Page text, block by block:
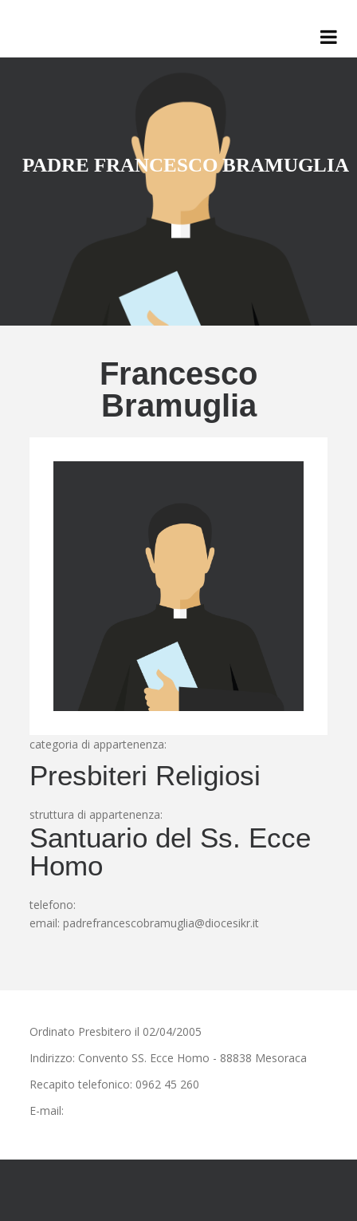
PADRE FRANCESCO BRAMUGLIA
Francesco
Bramuglia
categoria di appartenenza:
Presbiteri Religiosi
struttura di appartenenza:
Santuario del Ss. Ecce
Homo
telefono:
email: padrefrancescobramuglia@diocesikr.it
Ordinato Presbitero il 02/04/2005
Indirizzo: Convento SS. Ecce Homo - 88838 Mesoraca
Recapito telefonico: 0962 45 260
E-mail: